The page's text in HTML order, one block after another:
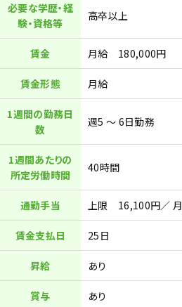
必要な学歴・経
験・資格等
高卒以上
賃金 月給 180,000円
賃金形態 月給
1週間の勤務日
数
週5 ～ 6日勤務
1週間あたりの
所定労働時間
40時間
通勤手当 上限 16,100円／ 月
賃金支払日 25日
昇給 あり
賞与 あり